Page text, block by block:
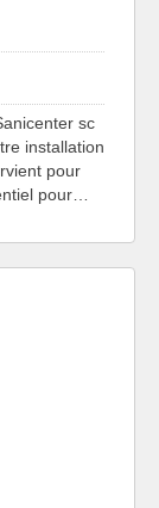
sc
installation
pour
pour…